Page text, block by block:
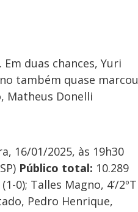
duas chances, Yuri
também quase marcou
Matheus Donelli
16/01/2025, às 19h30
Público total: 10.289
0); Talles Magno, 4’/2ºT
Pedro Henrique,